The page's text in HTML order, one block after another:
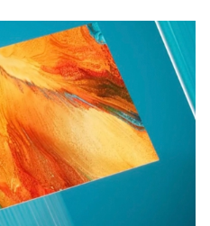
ve Kalyon Kültür'ün
ile NFT eserlerin yaşam
merak edilenleri konuştuk.